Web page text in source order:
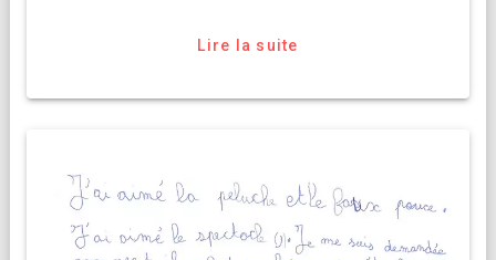
Lire la suite